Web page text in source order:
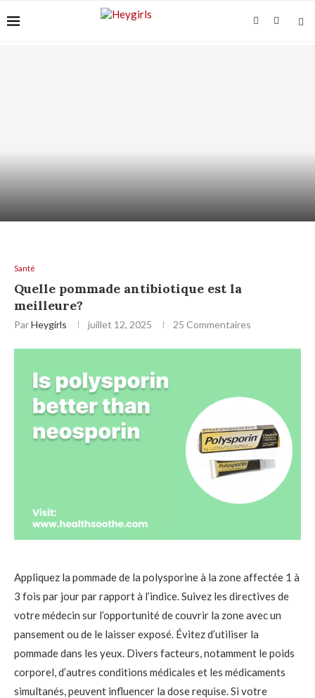
Santé
Quelle pommade antibiotique est la
meilleure?
ParHeygirls juillet 12, 2025 25 Commentaires
Appliquez la pommade de la polysporine à la zone affectée 1 à
3 fois par jour par rapport à l’indice. Suivez les directives de
votre médecin sur l’opportunité de couvrir la zone avec un
pansement ou de le laisser exposé. Évitez d’utiliser la
pommade dans les yeux. Divers facteurs, notamment le poids
corporel, d’autres conditions médicales et les médicaments
simultanés, peuvent influencer la dose requise. Si votre